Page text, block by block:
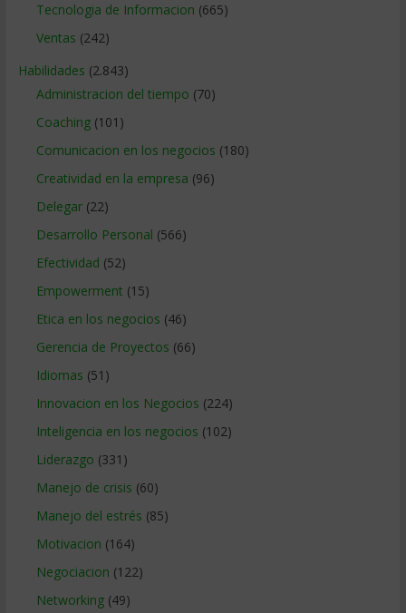
Tecnologia de Informacion (665)
Ventas (242)
Habilidades (2.843)
Administracion del tiempo (70)
Coaching(101)
Comunicacion en los negocios (180)
Creatividad en la empresa (96)
Delegar(22)
Desarrollo Personal (566)
Efectividad (52)
Empowerment (15)
Etica en los negocios (46)
Gerencia de Proyectos (66)
Idiomas (51)
Innovacion en los Negocios (224)
Inteligencia en los negocios (102)
Liderazgo (331)
Manejo de crisis (60)
Manejo del estrés (85)
Motivacion (164)
Negociacion (122)
Networking(49)